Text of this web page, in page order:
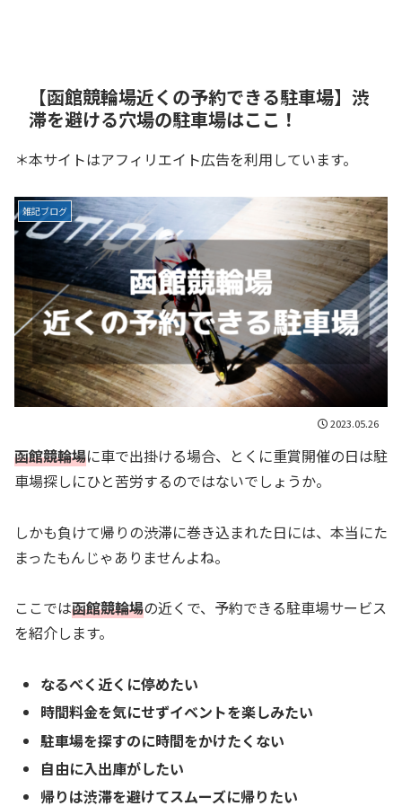
【函館競輪場近くの予約できる駐車場】渋
滞を避ける穴場の駐車場はここ！
＊本サイトはアフィリエイト広告を利用しています。
雑記ブログ
2023.05.26
函館競輪場に車で出掛ける場合、とくに重賞開催の日は駐
車場探しにひと苦労するのではないでしょうか。
しかも負けて帰りの渋滞に巻き込まれた日には、本当にた
まったもんじゃありませんよね。
ここでは函館競輪場の近くで、予約できる駐車場サービス
を紹介します。
なるべく近くに停めたい
時間料金を気にせずイベントを楽しみたい
駐車場を探すのに時間をかけたくない
自由に入出庫がしたい
帰りは渋滞を避けてスムーズに帰りたい